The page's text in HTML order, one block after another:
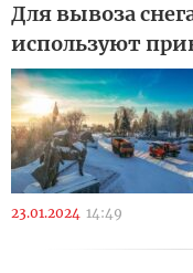
Для вывоза
используют
23.01.2024 14:49